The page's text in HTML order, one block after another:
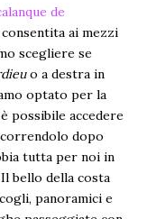
de
ai mezzi
scegliere se
o a destra in
optato per la
possibile accedere
dopo
tutta per noi in
bello della costa
panoramici e